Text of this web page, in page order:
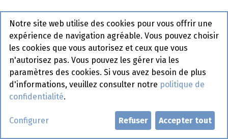
4410 Panini Prégrillé / Précoupé
La Lorraine 55 x 110 gr
Article de commande
Demander un compte
Notre site web utilise des cookies pour vous offrir une
expérience de navigation agréable. Vous pouvez choisir
les cookies que vous autorisez et ceux que vous
n'autorisez pas. Vous pouvez les gérer via les
paramètres des cookies. Si vous avez besoin de plus
d'informations, veuillez consulter notre politique de
confidentialité.
Configurer Refuser Accepter tout